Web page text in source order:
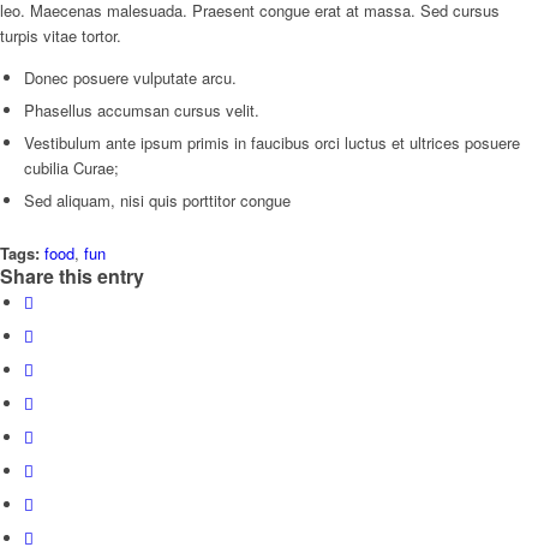
leo. Maecenas malesuada. Praesent congue erat at massa. Sed cursus
turpis vitae tortor.
Donec posuere vulputate arcu.
Phasellus accumsan cursus velit.
Vestibulum ante ipsum primis in faucibus orci luctus et ultrices posuere
cubilia Curae;
Sed aliquam, nisi quis porttitor congue
Tags: food, fun
Share this entry